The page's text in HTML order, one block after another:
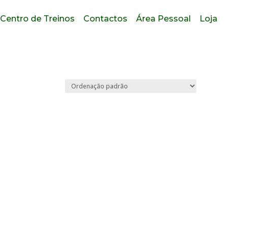
Centro de Treinos Contactos Área Pessoal Loja